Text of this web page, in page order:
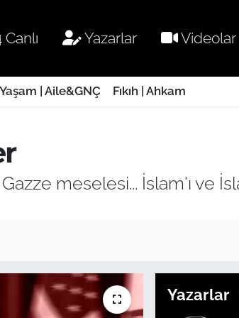
Yazarlar Videolar
Yaşam | Aile&GNÇ Fıkıh | Ahkam
meselesi... İslam'ı ve
Yazarlar